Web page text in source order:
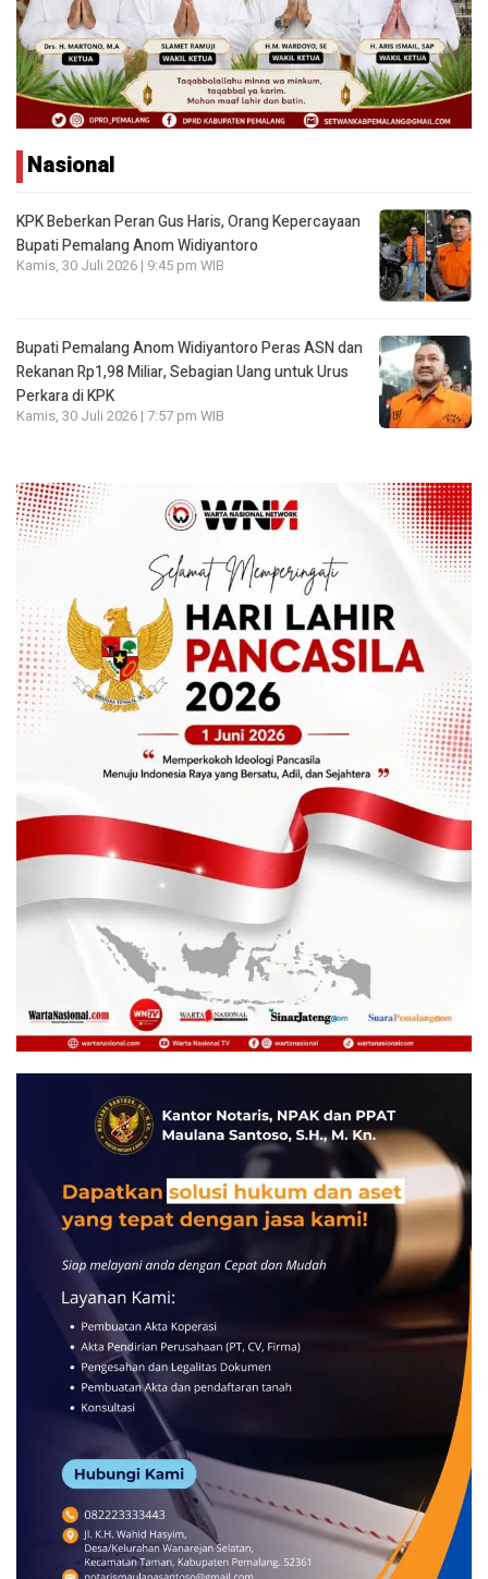
Nasional
KPK Beberkan Peran Gus Haris, Orang Kepercayaan
Bupati Pemalang Anom Widiyantoro
Kamis, 30 Juli 2026 | 9:45 pm WIB
Bupati Pemalang Anom Widiyantoro Peras ASN dan
Rekanan Rp1,98 Miliar, Sebagian Uang untuk Urus
Perkara di KPK
Kamis, 30 Juli 2026 | 7:57 pm WIB